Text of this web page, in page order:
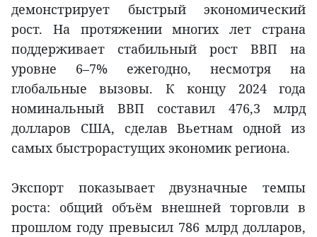
демонстрирует быстрый экономический
рост. На протяжении многих лет страна
поддерживает стабильный рост ВВП на
уровне 6–7% ежегодно, несмотря на
глобальные вызовы. К концу 2024 года
номинальный ВВП составил 476,3 млрд
долларов США, сделав Вьетнам одной из
самых быстрорастущих экономик региона.
Экспорт показывает двузначные темпы
роста: общий объём внешней торговли в
прошлом году превысил 786 млрд долларов,